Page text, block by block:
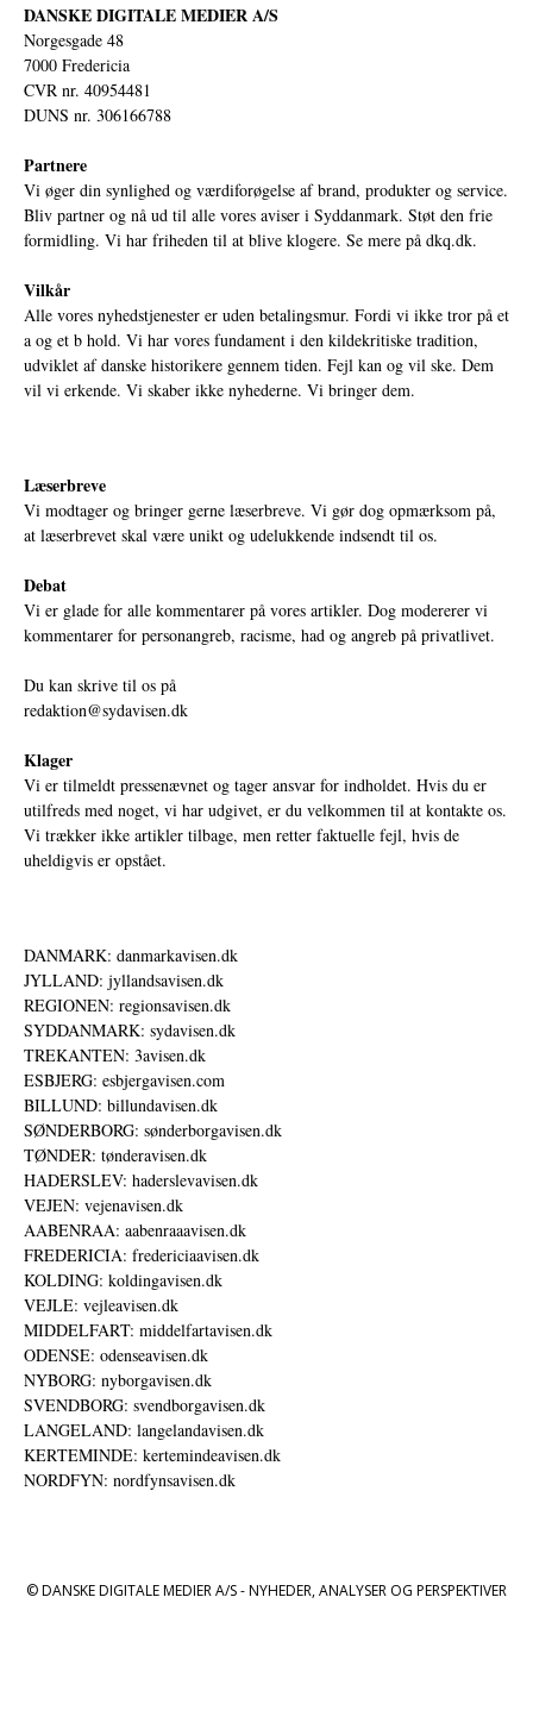
DANSKE DIGITALE MEDIER A/S
Norgesgade 48
7000 Fredericia
CVR nr. 40954481
DUNS nr. 306166788
Partnere
Vi øger din synlighed og værdiforøgelse af brand, produkter og service.
Bliv partner og nå ud til alle vores aviser i Syddanmark. Støt den frie
formidling. Vi har friheden til at blive klogere. Se mere på dkq.dk.
Vilkår
Alle vores nyhedstjenester er uden betalingsmur. Fordi vi ikke tror på et
a og et b hold. Vi har vores fundament i den kildekritiske tradition,
udviklet af danske historikere gennem tiden. Fejl kan og vil ske. Dem
vil vi erkende. Vi skaber ikke nyhederne. Vi bringer dem.
Læserbreve
Vi modtager og bringer gerne læserbreve. Vi gør dog opmærksom på,
at læserbrevet skal være unikt og udelukkende indsendt til os.
Debat
Vi er glade for alle kommentarer på vores artikler. Dog modererer vi
kommentarer for personangreb, racisme, had og angreb på privatlivet.
Du kan skrive til os på
redaktion@sydavisen.dk
Klager
Vi er tilmeldt pressenævnet og tager ansvar for indholdet. Hvis du er
utilfreds med noget, vi har udgivet, er du velkommen til at kontakte os.
Vi trækker ikke artikler tilbage, men retter faktuelle fejl, hvis de
uheldigvis er opstået.
DANMARK: danmarkavisen.dk
JYLLAND: jyllandsavisen.dk
REGIONEN: regionsavisen.dk
SYDDANMARK: sydavisen.dk
TREKANTEN: 3avisen.dk
ESBJERG: esbjergavisen.com
BILLUND: billundavisen.dk
SØNDERBORG: sønderborgavisen.dk
TØNDER: tønderavisen.dk
HADERSLEV: haderslevavisen.dk
VEJEN: vejenavisen.dk
AABENRAA: aabenraaavisen.dk
FREDERICIA: fredericiaavisen.dk
KOLDING: koldingavisen.dk
VEJLE: vejleavisen.dk
MIDDELFART: middelfartavisen.dk
ODENSE: odenseavisen.dk
NYBORG: nyborgavisen.dk
SVENDBORG: svendborgavisen.dk
LANGELAND: langelandavisen.dk
KERTEMINDE: kertemindeavisen.dk
NORDFYN: nordfynsavisen.dk
© DANSKE DIGITALE MEDIER A/S - NYHEDER, ANALYSER OG PERSPEKTIVER